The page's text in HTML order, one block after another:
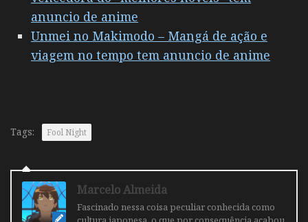
anuncio de anime
Unmei no Makimodo – Mangá de ação e
viagem no tempo tem anuncio de anime
Tags: Fool Night
Marcelo Almeida
Fascinado nessa coisa peculiar conhecida como